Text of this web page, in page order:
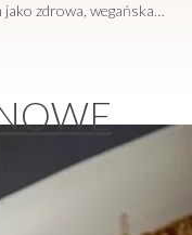
jako zdrowa, wegańska…